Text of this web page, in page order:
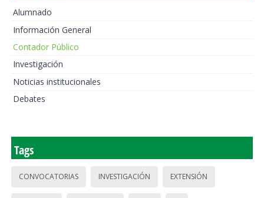
Alumnado
Información General
Contador Público
Investigación
Noticias institucionales
Debates
Tags
CONVOCATORIAS INVESTIGACIÓN EXTENSIÓN